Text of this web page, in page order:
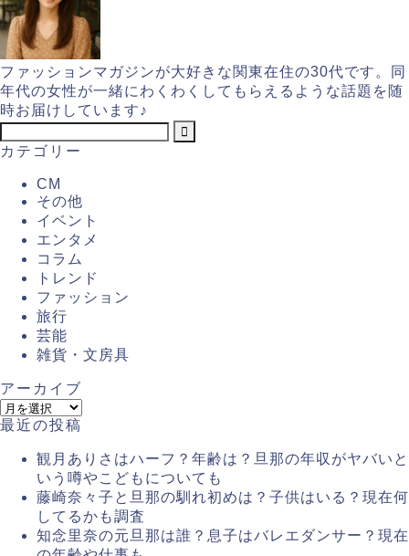
ファッションマガジンが大好きな関東在住の30代です。同
年代の女性が一緒にわくわくしてもらえるような話題を随
時お届けしています♪
カテゴリー
CM
その他
イベント
エンタメ
コラム
トレンド
ファッション
旅行
芸能
雑貨・文房具
アーカイブ
最近の投稿
観月ありさはハーフ？年齢は？旦那の年収がヤバいと
いう噂やこどもについても
藤崎奈々子と旦那の馴れ初めは？子供はいる？現在何
してるかも調査
知念里奈の元旦那は誰？息子はバレエダンサー？現在